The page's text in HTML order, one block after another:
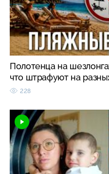
Полотенца на
что штрафуют на
228